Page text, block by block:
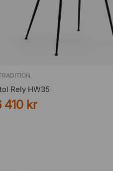
Rely HW35
410 kr